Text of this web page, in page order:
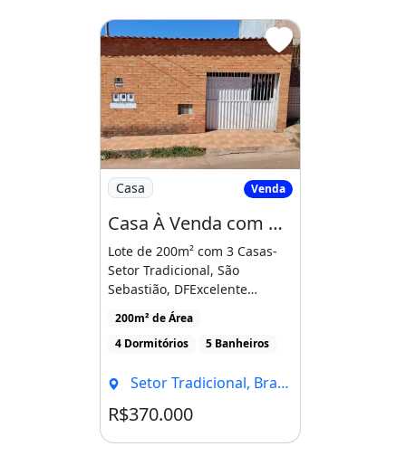
Imagem: Casa À Venda com 3 Quartos no
Casa Venda
Casa À Venda com 3 Quartos no Bairro Setor Tradicional, Brasília
Lote de 200m² com 3 Casas-
Setor Tradicional, São
Sebastião, DFExcelente
oportunidade para
investidores [...]
200m² de Área
4 Dormitórios
5 Banheiros
Setor Tradicional, Brasília - DF
R$370.000